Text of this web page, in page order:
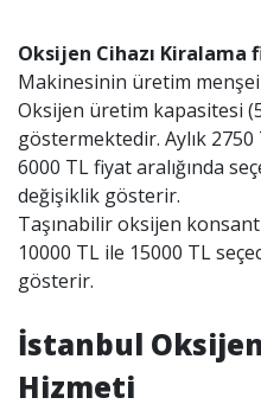
Oksijen Cihazı Kiralama
Makinesinin üretim
Oksijen üretim kapasitesi
göstermektedir. Aylık
6000 TL fiyat aralığında
değişiklik gösterir.
Taşınabilir oksijen
10000 TL ile 15000 TL
gösterir.
İstanbul
Hizmeti